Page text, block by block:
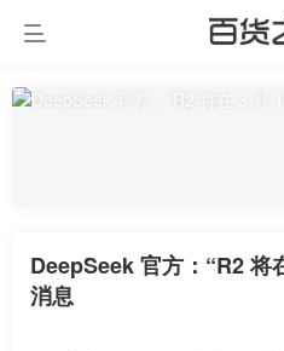
DeepSeek 官方：“R2 将
消息